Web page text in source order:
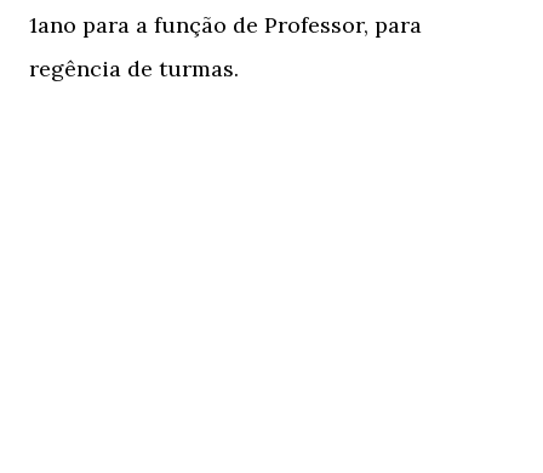
1ano para a função de Professor, para
regência de turmas.